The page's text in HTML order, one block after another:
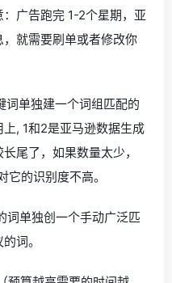
广告跑完 1-2个星期，亚
就需要刷单或者修改你
词单独建一个词组匹配的
, 1和2是亚马逊数据生成
尾了，如果数量太少，
的识别度不高。
词单独创一个手动广泛匹
词。